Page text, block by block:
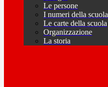
Le persone
I numeri della scuola
Le carte della scuola
Organizzazione
La storia